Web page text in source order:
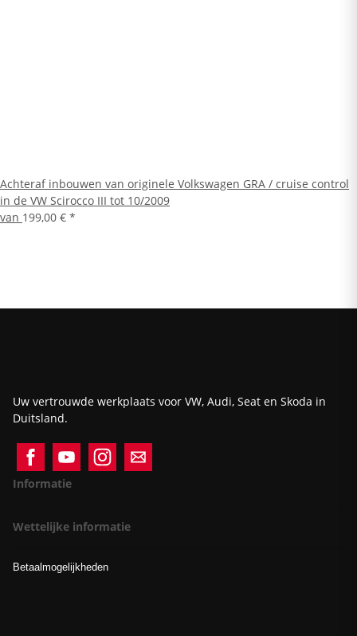
Achteraf inbouwen van originele Volkswagen GRA / cruise control
in de VW Scirocco III tot 10/2009
van 199,00 € *
Uw vertrouwde werkplaats voor VW, Audi, Seat en Skoda in
Duitsland.
Informatie
Wettelijke informatie
Betaalmogelijkheden